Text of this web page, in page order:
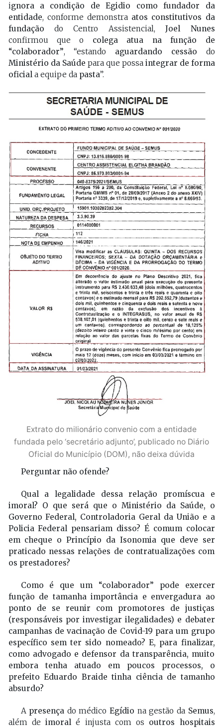
ignora a condição de Egidio como fundador da
entidade, conforme demonstra atos constitutivos da
fundação do Centro Assistencial,Joel Nunes
confirmou que o colega atua na função de
“colaborador”, “estando aguardando cessão do
Ministério da Saúde para que possa integrar de forma
oficiala equipe da pasta”.
Extrato do milionário convenio com a entidade
fundada pelo ‘secretário adjunto’, publicado no Diário
Oficial do Município (DOM), não deixa dúvida
Perguntar não ofende?
Qual a legalidade dessa relação promíscua e
imoral? O que será que o Ministério da Saúde, o
Governo Federal, Controladoria Geral da União e a
Policia Federal pensariam disso? É comum colocar
em cheque o Princípio da Isonomia que deve ser
praticado nessas relações de contratualizações com
os prestadores?
Como é que um “colaborador” pode exercer
função de tamanha importância e envergadura ao
ponto de se reunir com promotores de justiças
(responsáveis por investigar ilegalidades) e debater
campanhas de vacinação de Covid-19 para um grupo
específico sem ter sido nomeado? E, para finalizar,
como advogado e defensor da transparência, muito
embora tenha atuado em poucos processos, o
prefeito Eduardo Braide tinha ciência de tamanho
absurdo?
A presença do médico Egídio na gestão da Semus,
além de imoral é injusta com os outros hospitais